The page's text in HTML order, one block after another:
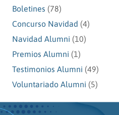
Boletines (78)
Concurso Navidad (4)
Navidad Alumni (10)
Premios Alumni (1)
Testimonios Alumni (49)
Voluntariado Alumni (5)